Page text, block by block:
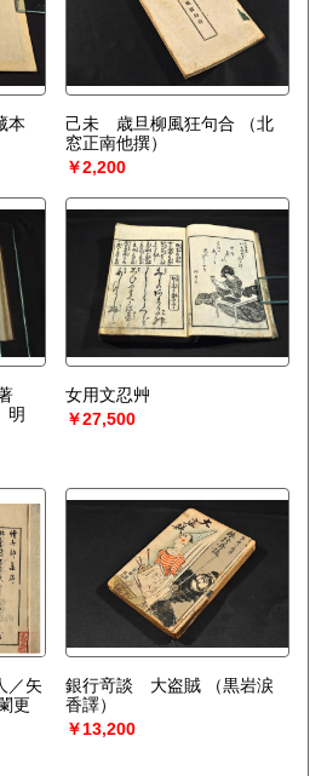
本
己未 歳旦柳風狂句合
（北
窓正南他撰）
￥2,200
著
明
女用文忍艸
￥27,500
／矢
更
銀行竒談 大盗賊
（黒岩涙
香譯）
￥13,200